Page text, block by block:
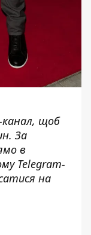
канал, щоб
За
в
Telegram-
на